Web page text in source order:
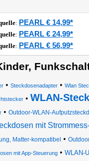
: PEARL € 14,99*
: PEARL € 24,99*
: PEARL € 56,99*
• Steckdosenadapter • Wlan
• WLAN-
• Outdoor-WLAN-
mit
Matter-kompatibel •
mit App-Steuerung• WLAN-